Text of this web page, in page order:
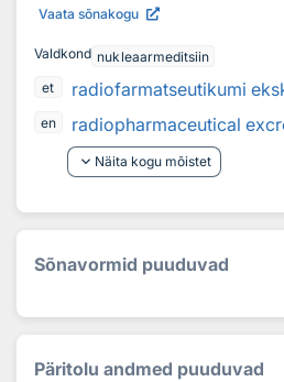
Vaata sõnakogu
Valdkond nukleaarmeditsiin
et
radiofarmatseutikumi
en
radiopharmaceutical
keyboard_arrow_down Näita kogu mõistet
Sõnavormid puuduvad
Päritolu andmed puuduvad